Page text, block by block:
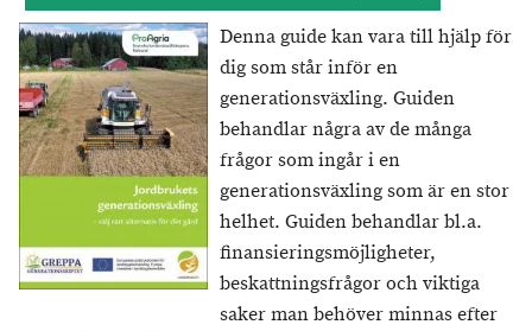
Denna guide kan vara till hjälp för
dig som står inför en
generationsväxling. Guiden
behandlar några av de många
frågor som ingår i en
generationsväxling som är en stor
helhet. Guiden behandlar bl.a.
finansieringsmöjligheter,
beskattningsfrågor och viktiga
saker man behöver minnas efter